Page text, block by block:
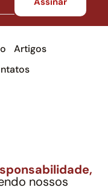
Artigos
nossos